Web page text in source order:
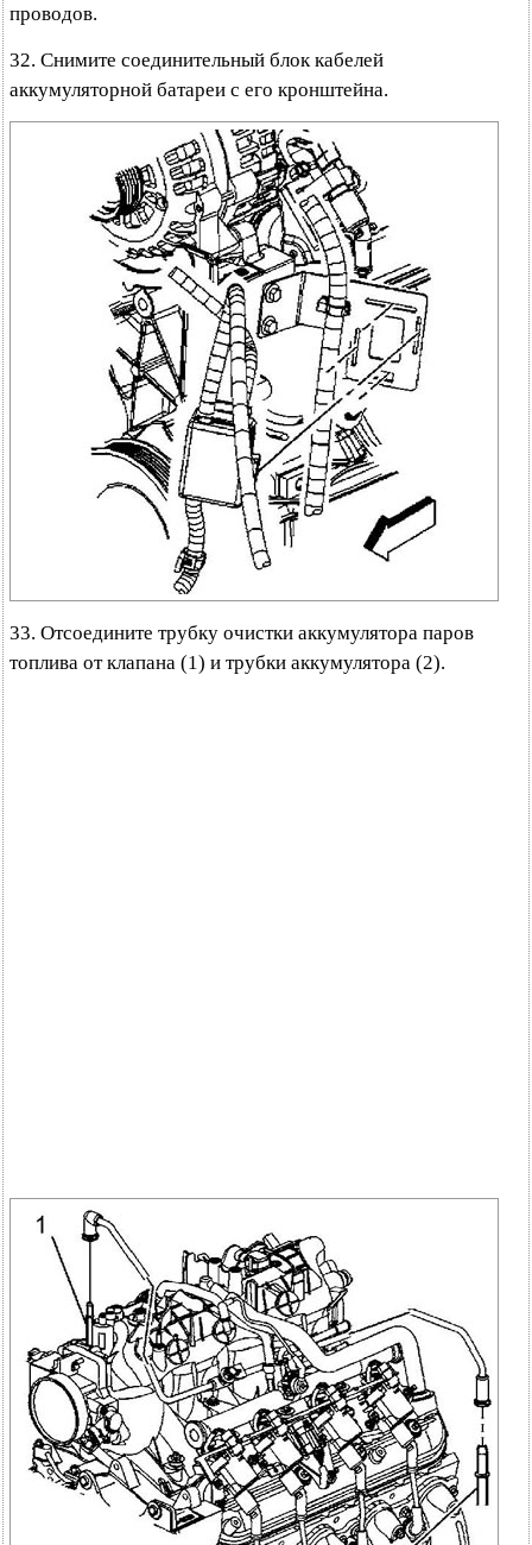
проводов.
32. Снимите соединительный блок кабелей
аккумуляторной батареи с его кронштейна.
33. Отсоедините трубку очистки аккумулятора паров
топлива от клапана (1) и трубки аккумулятора (2).